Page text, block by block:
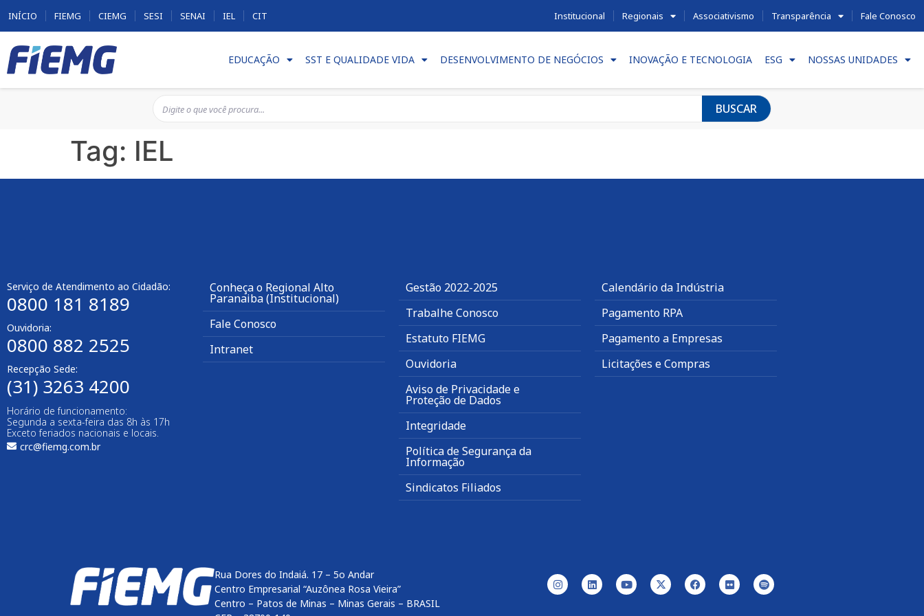
INÍCIO FIEMG CIEMG SESI SENAI IEL CIT Institucional Regionais Associativismo Transparência Fale Conosco
EDUCAÇÃO SST E QUALIDADE VIDA DESENVOLVIMENTO DE NEGÓCIOS INOVAÇÃO E TECNOLOGIA ESG NOSSAS UNIDADES
BUSCAR
Tag: IEL
Serviço de Atendimento ao Cidadão:
0800 181 8189
Ouvidoria:
0800 882 2525
Recepção Sede:
(31) 3263 4200
Horário de funcionamento:
Segunda a sexta-feira das 8h às 17h
Exceto feriados nacionais e locais.
crc@fiemg.com.br
Conheça o Regional Alto
Paranaiba (Institucional)
Fale Conosco
Intranet
Gestão 2022-2025
Trabalhe Conosco
Estatuto FIEMG
Ouvidoria
Aviso de Privacidade e
Proteção de Dados
Integridade
Política de Segurança da
Informação
Sindicatos Filiados
Calendário da Indústria
Pagamento RPA
Pagamento a Empresas
Licitações e Compras
Rua Dores do Indaiá. 17 – 5o Andar
Centro Empresarial “Auzônea Rosa Vieira”
Centro – Patos de Minas – Minas Gerais – BRASIL